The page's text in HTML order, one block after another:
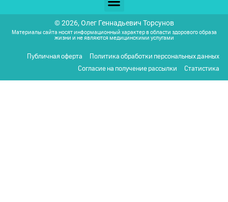
© 2026, Олег Геннадьевич Торсунов
Материалы сайта носят информационный характер в области здорового образа
жизни и не являются медицинскими услугами
Публичная оферта
Политика обработки персональных данных
Согласие на получение рассылки
Статистика